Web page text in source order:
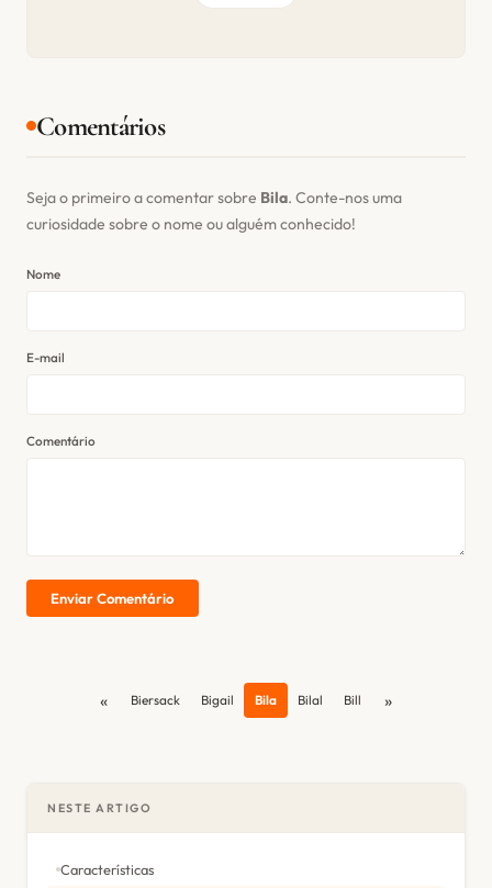
Comentários
Seja o primeiro a comentar sobre Bila. Conte-nos uma
curiosidade sobre o nome ou alguém conhecido!
Nome
E-mail
Comentário
Enviar Comentário
« Biersack Bigail Bila Bilal Bill »
NESTE ARTIGO
Características